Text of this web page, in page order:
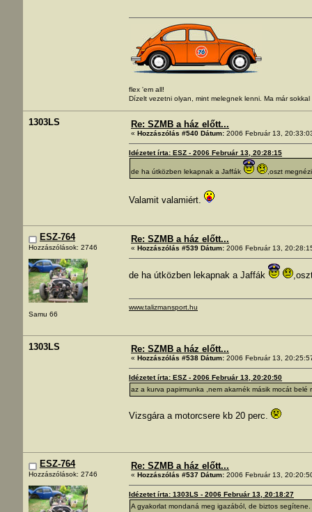
flex 'em all!
Dízelt vezetni olyan, mint melegnek lenni. Ma már
1303LS Re: SZMB a ház előtt...
« Hozzászólás #540 Dátum: 2006 Február 13,
Idézetet írta: ESZ - 2006 Február 13, 20:28:15
de ha útközben lekapnak a Jaffák ,oszt
Valamit valamiért.
ESZ-764
Hozzászólások: 2746
Samu 66
Re: SZMB a ház előtt...
« Hozzászólás #539 Dátum: 2006 Február 13,
de ha útközben lekapnak a Jaffák
www.talizmansport.hu
1303LS Re: SZMB a ház előtt...
« Hozzászólás #538 Dátum: 2006 Február 13,
Idézetet írta: ESZ - 2006 Február 13, 20:20:50
az a kurva papirmunka ,nem akarnék másik mocát belé
Vizsgára a motorcsere kb 20 perc.
ESZ-764
Hozzászólások: 2746
Re: SZMB a ház előtt...
« Hozzászólás #537 Dátum: 2006 Február 13,
Idézetet írta: 1303LS - 2006 Február 13, 20:18:27
A gyakorlat mondaná meg igazából, de biztos segítene.